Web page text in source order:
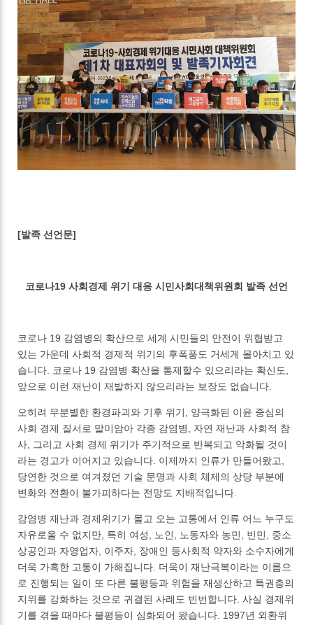
[발족 선언문]
코로나19 사회경제 위기 대응 시민사회대책위원회 발족 선언
코로나 19 감염병의 확산으로 세계 시민들의 안전이 위협받고
있는 가운데 사회적 경제적 위기의 후폭풍도 거세게 몰아치고 있
습니다. 코로나 19 감염병 확산을 통제할수 있으리라는 확신도,
앞으로 이런 재난이 재발하지 않으리라는 보장도 없습니다.
오히려 무분별한 환경파괴와 기후 위기, 양극화된 이윤 중심의
사회 경제 질서로 말미암아 각종 감염병, 자연 재난과 사회적 참
사, 그리고 사회 경제 위기가 주기적으로 반복되고 악화될 것이
라는 경고가 이어지고 있습니다. 이제까지 인류가 만들어왔고,
당연한 것으로 여겨졌던 기술 문명과 사회 체제의 상당 부분에
변화와 전환이 불가피하다는 전망도 지배적입니다.
감염병 재난과 경제위기가 몰고 오는 고통에서 인류 어느 누구도
자유로울 수 없지만, 특히 여성, 노인, 노동자와 농민, 빈민, 중소
상공인과 자영업자, 이주자, 장애인 등사회적 약자와 소수자에게
더욱 가혹한 고통이 가해집니다. 더욱이 재난극복이라는 이름으
로 진행되는 일이 또 다른 불평등과 위험을 재생산하고 특권층의
지위를 강화하는 것으로 귀결된 사례도 빈번합니다. 사실 경제위
기를 겪을 때마다 불평등이 심화되어 왔습니다. 1997년 외환위